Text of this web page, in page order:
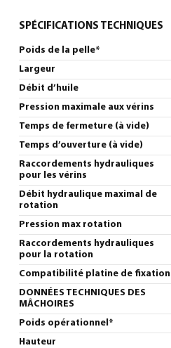
SPÉCIFICATIONS TECHNIQUES
Poids de la pelle*
Largeur
Débit d’huile
Pression maximale aux vérins
Temps de fermeture (à vide)
Temps d’ouverture (à vide)
Raccordements hydrauliques
pour les vérins
Débit hydraulique maximal de
rotation
Pression max rotation
Raccordements hydrauliques
pour la rotation
Compatibilité platine de fixation
DONNÉES TECHNIQUES DES
MÂCHOIRES
Poids opérationnel*
Hauteur